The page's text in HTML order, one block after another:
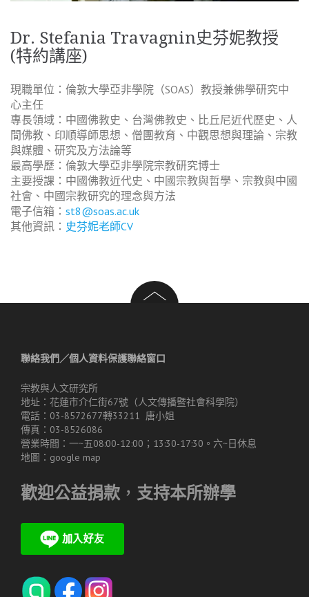
Dr. Stefania Travagnin史芬妮教授
(特約講座)
現職單位：倫敦大學亞非學院（SOAS）教授兼佛學研究中
心主任
專長領域：中國佛教史、台灣佛教史、比丘尼近代歷史、人
間佛教、印順導師思想、僧團教育、中觀思想與理論、宗教
與媒體、研究及方法論等
最高學歷：倫敦大學亞非學院宗教研究博士
主要授課：中國佛教近代史、中國宗教與哲學、宗教與中國
社會、中國宗教研究的理念與方法
電子信箱： st8@soas.ac.uk
其他資訊： 史芬妮老師CV
聯絡我們／個人資料保護聯絡窗口
宗教與人文研究所
地址：花蓮市介仁街67號（人文傳播暨社會科學院）
電話：03-8572677轉33211 唐小姐
傳真：03-8526086
營業時間：一~五08:00-12:00；13:30-17:30。六~日休息
地圖： google map
歡迎公益捐款 ， 支持本所辦學